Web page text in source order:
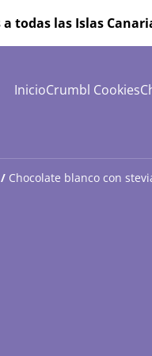
todas las Islas
InicioCrumbl Cookies
/ Chocolate blanco con